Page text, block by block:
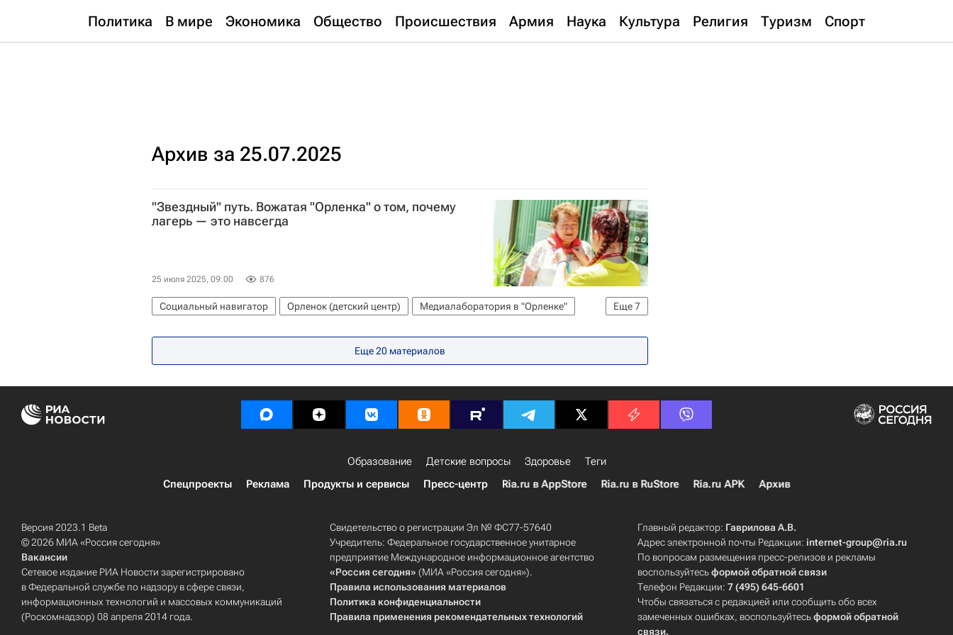
Политика В мире Экономика Общество Происшествия Армия Наука Культура Религия Туризм Спорт
Архив за 25.07.2025
"Звездный" путь. Вожатая "Орленка" о том, почему
лагерь — это навсегда
25 июля 2025, 09:00 876
Еще7
Социальный навигатор Орленок (детский центр)
Медиалаборатория в "Орленке"
Детский отдыхЕще 20 материалов
Образование Детские вопросы Здоровье
Теги
Спецпроекты
Реклама Продукты и сервисы Пресс-центр Ria.ru в AppStore Ria.ru в RuStore Ria.ru APK Архив
Версия 2023.1 Beta
© 2026 МИА «Россия сегодня»
Вакансии
Сетевое издание РИА Новости зарегистрировано
в Федеральной службе по надзору в сфере связи,
информационных технологий и массовых коммуникаций
(Роскомнадзор) 08 апреля 2014 года.
Свидетельство о регистрации Эл № ФС77-57640
Учредитель: Федеральное государственное унитарное
предприятие Международное информационное агентство
«Россия сегодня» (МИА «Россия сегодня»).
Правила использования материалов
Политика конфиденциальности
Правила применения рекомендательных технологий
Главный редактор: Гаврилова А.В.
Адрес электронной почты Редакции:internet-group@ria.ru
По вопросам размещения пресс-релизов и рекламы
воспользуйтесьформой обратной связи
Телефон Редакции:7 (495) 645-6601
Чтобы связаться с редакцией или сообщить обо всех
замеченных ошибках, воспользуйтесьформой обратной
связи.